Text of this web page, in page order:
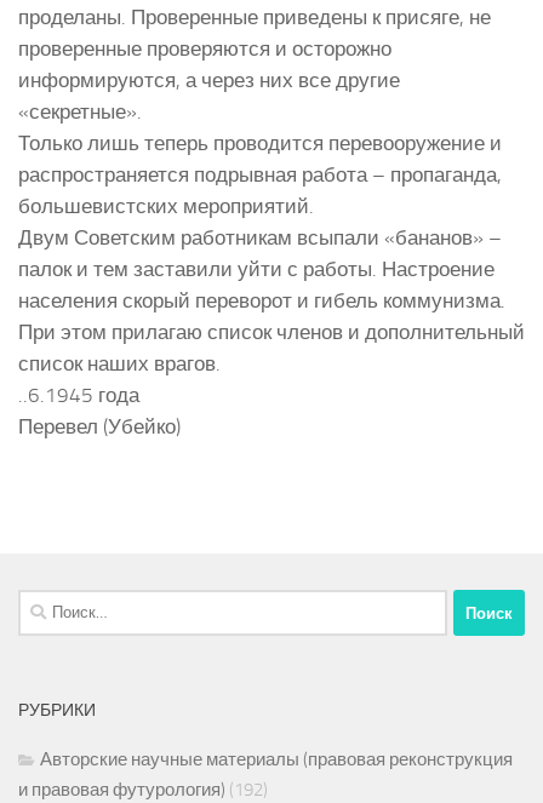
проделаны. Проверенные приведены к присяге, не
проверенные проверяются и осторожно
информируются, а через них все другие
«секретные».
Только лишь теперь проводится перевооружение и
распространяется подрывная работа – пропаганда,
большевистских мероприятий.
Двум Советским работникам всыпали «бананов» –
палок и тем заставили уйти с работы. Настроение
населения скорый переворот и гибель коммунизма.
При этом прилагаю список членов и дополнительный
список наших врагов.
..6.1945 года
Перевел (Убейко)
Найти:
РУБРИКИ
Авторские научные материалы (правовая реконструкция
и правовая футурология) (192)